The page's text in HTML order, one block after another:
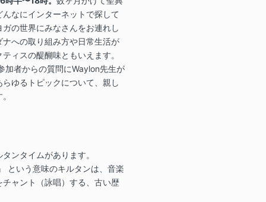
なにインターネットで探して
の世界にみなさんをお連れし
への取り組み方や日常生活が
ィスの醍醐味ともいえます。
加者からの質問にWaylon先生が
ゆるトピックについて、親し
ンタイムがあります。
という意味のキルタンは、音楽
ャント（詠唱）する、古い歴